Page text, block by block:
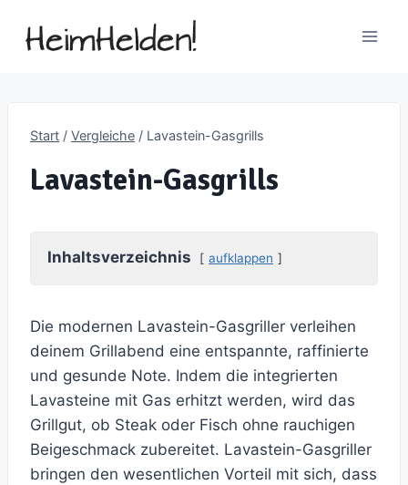
Inhalt
Start / Vergleiche / Lavastein-Gasgrills
Lavastein-Gasgrills
Inhaltsverzeichnis aufklappen
Die modernen Lavastein-Gasgriller verleihen
deinem Grillabend eine entspannte, raffinierte
und gesunde Note. Indem die integrierten
Lavasteine mit Gas erhitzt werden, wird das
Grillgut, ob Steak oder Fisch ohne rauchigen
Beigeschmack zubereitet. Lavastein-Gasgriller
bringen den wesentlichen Vorteil mit sich, dass